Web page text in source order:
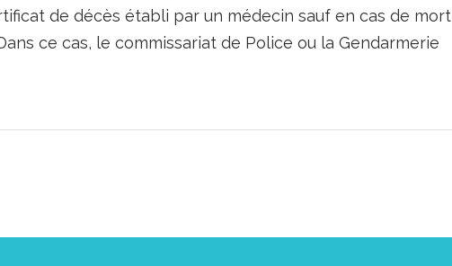
de décès établi par un médecin sauf en cas de mort
ce cas, le commissariat de Police ou la Gendarmerie